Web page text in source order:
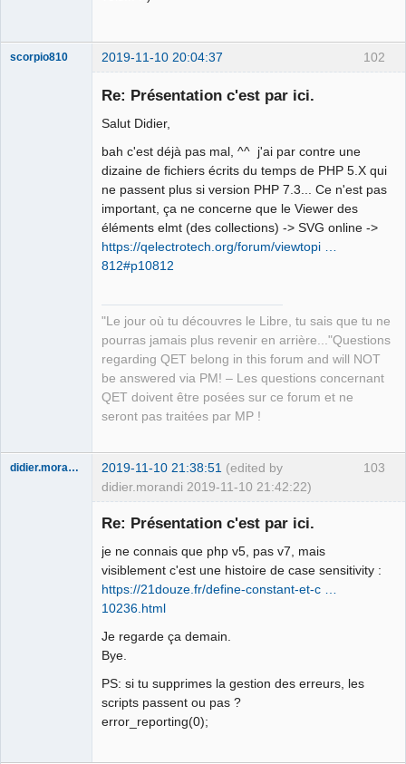
102
scorpio810 2019-11-10 20:04:37
Re: Présentation c'est par ici.
Salut Didier,
bah c'est déjà pas mal, ^^ j'ai par contre une
dizaine de fichiers écrits du temps de PHP 5.X qui
ne passent plus si version PHP 7.3... Ce n'est pas
important, ça ne concerne que le Viewer des
éléments elmt (des collections) -> SVG online ->
https://qelectrotech.org/forum/viewtopi …
812#p10812
"Le jour où tu découvres le Libre, tu sais que tu ne
pourras jamais plus revenir en arrière..."Questions
regarding QET belong in this forum and will NOT
be answered via PM! – Les questions concernant
QET doivent être posées sur ce forum et ne
seront pas traitées par MP !
103
didier.morandi 2019-11-10 21:38:51 (edited by
didier.morandi 2019-11-10 21:42:22)
Re: Présentation c'est par ici.
je ne connais que php v5, pas v7, mais
visiblement c'est une histoire de case sensitivity :
https://21douze.fr/define-constant-et-c …
10236.html
Je regarde ça demain.
Bye.
PS: si tu supprimes la gestion des erreurs, les
scripts passent ou pas ?
error_reporting(0);